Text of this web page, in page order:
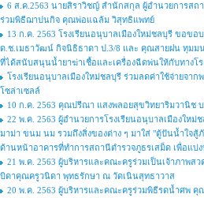
6 ส.ค.2563 นายสิราวิชญ์ สำนักสกุล ผู้อำนวยการสถ
ร่วมพิธีฌาปนกิจ คุณพ่อแฉล้ม วิสุทธิแพทย์
13 ก.ค. 2563 โรงเรียนอนุบาลเมืองใหม่ชลบุรี ขอข
ด.ช.เมธาวัฒน์ กิจนิธิธาดา ป.3/8 และ คุณสายฝน ทุมม
ที่ได้สนับสนุนน้ำยาฆ่าเชื้อและเครื่องฉีดพ่นให้กับทางโร
โรงเรียนอนุบาลเมืองใหม่ชลบุรี ร่วมลดค่าใช้จ่ายจา
โซล่าเซลล์
10 ก.ค. 2563 คุณปรีณา แสงพลอยสุขวิทยาริมวานิช
22 พ.ค. 2563 ผู้อำนวยการโรงเรียนอนุบาลเมืองให
มาม่า ขนม นม รวมถึงสิ่งของต่าง ๆ มาใส่ "ตู้ปันน้ำใจสู้
ด้านหน้าอาคารที่ทำการสถานีตำรวจภูธรเสม็ด เพื่อแบ่
21 พ.ค. 2563 ผู้บริหารและคณะครูร่วมเป็นเจ้าภาพ
บิดาคุณครูวนิดา พุทธรักษา ณ วัดเนินสุทธาวาส
20 พ.ค. 2563 ผู้บริหารและคณะครูร่วมพิธีรดน้ำศพ